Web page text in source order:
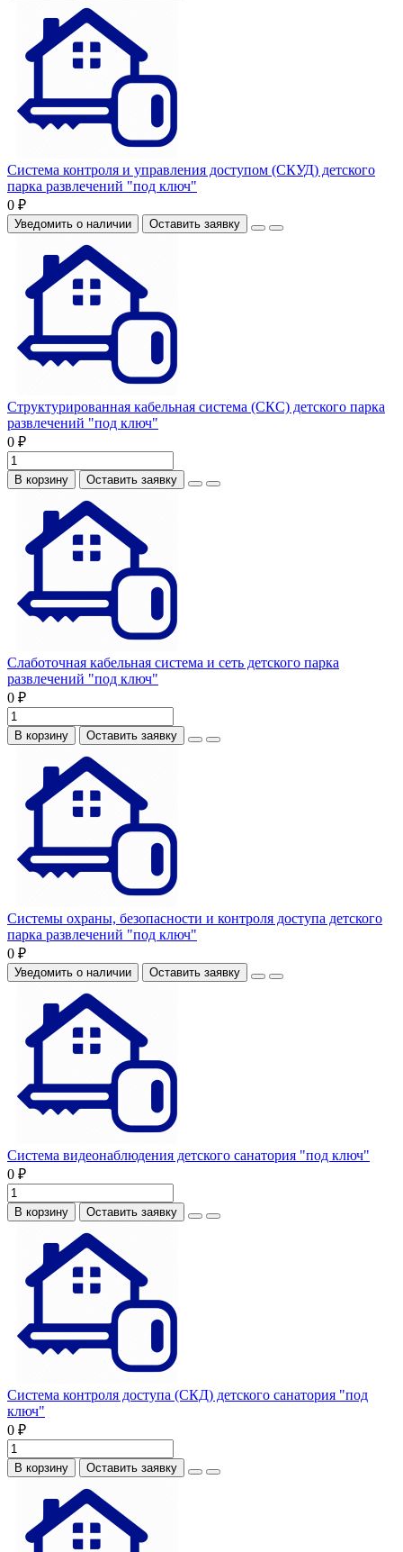
Система контроля и управления доступом (СКУД) детского
парка развлечений "под ключ"
0 ₽
Уведомить о наличии Оставить заявку
Структурированная кабельная система (СКС) детского парка
развлечений "под ключ"
0 ₽
В корзину Оставить заявку
Слаботочная кабельная система и сеть детского парка
развлечений "под ключ"
0 ₽
В корзину Оставить заявку
Системы охраны, безопасности и контроля доступа детского
парка развлечений "под ключ"
0 ₽
Уведомить о наличии Оставить заявку
Система видеонаблюдения детского санатория "под ключ"
0 ₽
В корзину Оставить заявку
Система контроля доступа (СКД) детского санатория "под
ключ"
0 ₽
В корзину Оставить заявку